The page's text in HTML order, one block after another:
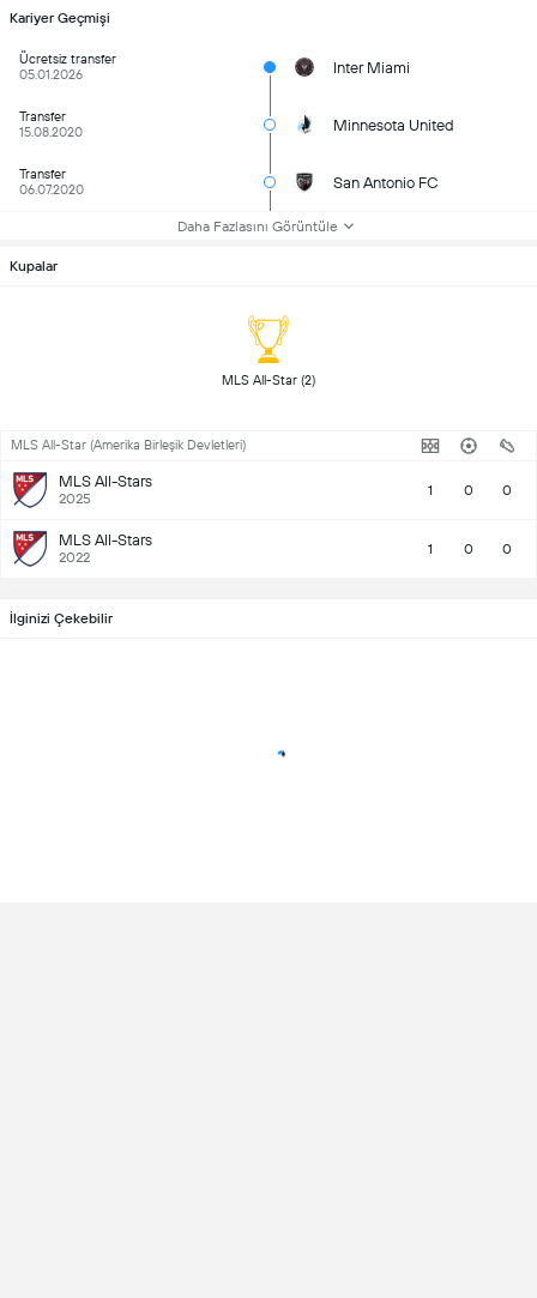
Kariyer Geçmişi
Ücretsiz transfer
05.01.2026
Inter Miami
Transfer
15.08.2020
Minnesota United
Transfer
06.07.2020
San Antonio FC
Daha Fazlasını Görüntüle
Kupalar
MLS All-Star (Amerika Birleşik Devletleri)
MLS All-Stars
2025 1 0 0
MLS All-Stars
2022 1 0 0
İlginizi Çekebilir